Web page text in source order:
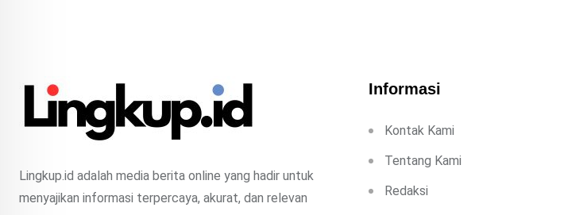
Lingkup.id adalah media berita online yang hadir untuk
menyajikan informasi terpercaya, akurat, dan relevan
Informasi
Kontak Kami
Tentang Kami
Redaksi